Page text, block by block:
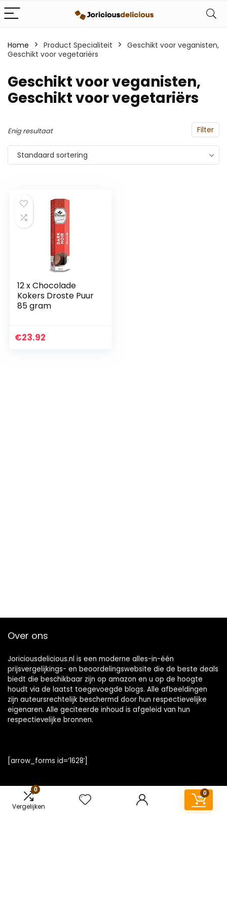
0
Vergelijken
0
Home Product Specialiteit
‎Geschikt voor veganisten,
Geschikt voor vegetariërs
‎Geschikt voor veganisten,
Geschikt voor vegetariërs
Filter
Enig resultaat
Standaard sortering
12 x Chocolade
Kokers Droste Puur
85 gram
€23.92
Over ons
Joriciousdelicious.nl is een moderne alles-in-één
prijsvergelijkings- en beoordelingswebsite die de beste deals
biedt die beschikbaar zijn op amazon en u op de hoogte
houdt via de laatst toegevoegde blogs. Alle afbeeldingen
zijn auteursrechtelijk beschermd door hun respectievelijke
eigenaren. Alle geciteerde inhoud is afgeleid van hun
respectievelijke bronnen.
[arrow_forms id=’1628′]